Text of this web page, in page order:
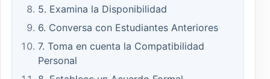
5. Examina la Disponibilidad
6. Conversa con Estudiantes Anteriores
7. Toma en cuenta la Compatibilidad
Personal